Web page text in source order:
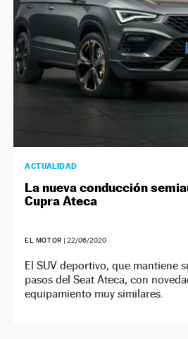
ACTUALIDAD
La nueva conducción
Cupra Ateca
EL MOTOR |22/06/2020
El SUV deportivo, que mantiene
pasos del Seat Ateca, con
equipamiento muy similares.